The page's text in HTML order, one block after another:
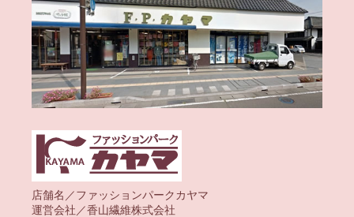
店舗名／ファッションパークカヤマ
運営会社／香山繊維株式会社